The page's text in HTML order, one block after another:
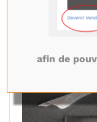
afin de